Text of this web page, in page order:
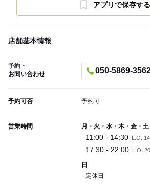
アプリで保存する
店舗基本情報
予約・
お問い合わせ
050-5869-
予約可否 予約可
営業時間 月・火・水・木・金・土
11:00 - 14:30 L.O.
17:30 - 22:00 L.O.
日
定休日